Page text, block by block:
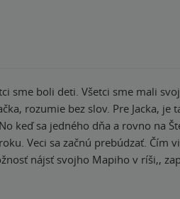
sme boli deti. Všetci sme mali
rozumie bez slov. Pre Jacka,
keď sa jedného dňa a rovno na
Veci sa začnú prebúdzať. Čím
nájsť svojho Mapiho v ríši,,
No Mapi, je len jeden a Jack sa